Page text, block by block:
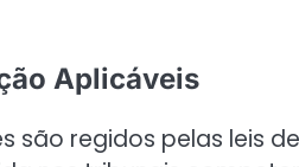
Aplicáveis
são regidos pelas leis